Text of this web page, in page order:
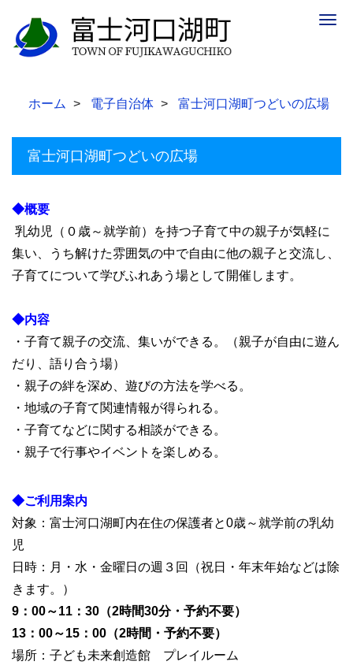
ホーム 電子自治体 富士河口湖町つどいの広場
富士河口湖町つどいの広場
◆概要
乳幼児（０歳～就学前）を持つ子育て中の親子が気軽に
集い、うち解けた雰囲気の中で自由に他の親子と交流し、
子育てについて学びふれあう場として開催します。
◆内容
・子育て親子の交流、集いができる。（親子が自由に遊ん
だり、語り合う場）
・親子の絆を深め、遊びの方法を学べる。
・地域の子育て関連情報が得られる。
・子育てなどに関する相談ができる。
・親子で行事やイベントを楽しめる。
◆ご利用案内
対象：富士河口湖町内在住の保護者と0歳～就学前の乳幼
児
日時：月・水・金曜日の週３回（祝日・年末年始などは除
きます。）
9：00～11：30（2時間30分・予約不要）
13：00～15：00（2時間・予約不要）
場所：子ども未来創造館 プレイルーム